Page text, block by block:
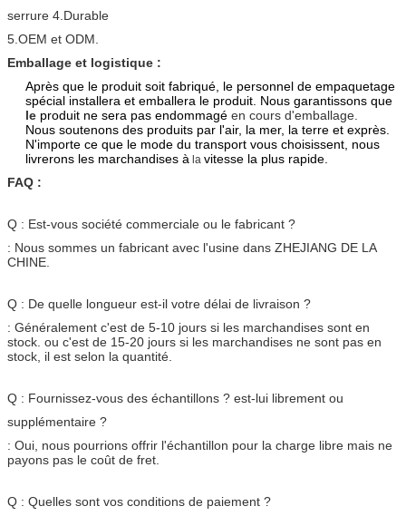
serrure 4.Durable
5.OEM et ODM.
Emballage et logistique :
Après que le produit soit fabriqué, le personnel de empaquetage
spécial installera et emballera le produit. Nous garantissons que
le produit ne sera pas endommagé en cours d'emballage.
Nous soutenons des produits par l'air, la mer, la terre et exprès.
N'importe ce que le mode du transport vous choisissent, nous
livrerons les marchandises à la vitesse la plus rapide.
FAQ :
Q : Est-vous société commerciale ou le fabricant ?
: Nous sommes un fabricant avec l'usine dans ZHEJIANG DE LA
CHINE.
Q : De quelle longueur est-il votre délai de livraison ?
: Généralement c'est de 5-10 jours si les marchandises sont en
stock. ou c'est de 15-20 jours si les marchandises ne sont pas en
stock, il est selon la quantité.
Q : Fournissez-vous des échantillons ? est-lui librement ou
supplémentaire ?
: Oui, nous pourrions offrir l'échantillon pour la charge libre mais ne
payons pas le coût de fret.
Q : Quelles sont vos conditions de paiement ?